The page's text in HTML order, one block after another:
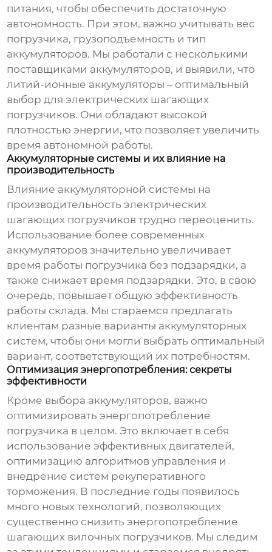
питания, чтобы обеспечить достаточную
автономность. При этом, важно учитывать вес
погрузчика, грузоподъемность и тип
аккумуляторов. Мы работали с несколькими
поставщиками аккумуляторов, и выявили, что
литий-ионные аккумуляторы – оптимальный
выбор дляэлектрических шагающих
погрузчиков. Они обладают высокой
плотностью энергии, что позволяет увеличить
время автономной работы.
Аккумуляторные системы и их влияние на
производительность
Влияние аккумуляторной системы на
производительностьэлектрических
шагающих погрузчиков трудно переоценить.
Использование более современных
аккумуляторов значительно увеличивает
время работы погрузчика без подзарядки, а
также снижает время подзарядки. Это, в свою
очередь, повышает общую эффективность
работы склада. Мы стараемся предлагать
клиентам разные варианты аккумуляторных
систем, чтобы они могли выбрать оптимальный
вариант, соответствующий их потребностям.
Оптимизация энергопотребления: секреты
эффективности
Кроме выбора аккумуляторов, важно
оптимизировать энергопотребление
погрузчика в целом. Это включает в себя
использование эффективных двигателей,
оптимизацию алгоритмов управления и
внедрение систем рекуперативного
торможения. В последние годы появилось
много новых технологий, позволяющих
существенно снизить энергопотребление
шагающих вилочных погрузчиков. Мы следим